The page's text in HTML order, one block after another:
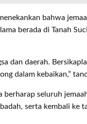
bahwa
berada di Tanah
dan daerah.
dalam kebaikan,”
berharap seluruh
serta kembali ke